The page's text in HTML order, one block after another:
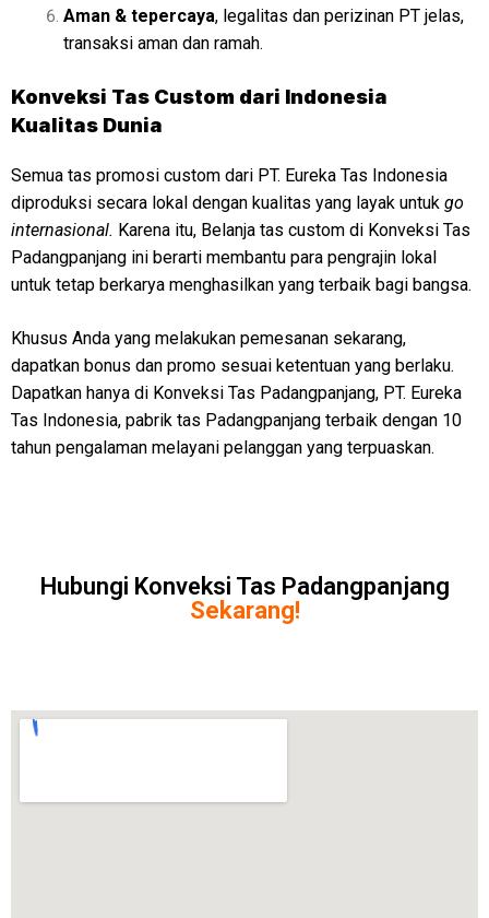
Aman & tepercaya, legalitas dan perizinan PT jelas,
transaksi aman dan ramah.
Konveksi Tas Custom dari Indonesia
Kualitas Dunia
Semua tas promosi custom dari PT. Eureka Tas Indonesia
diproduksi secara lokal dengan kualitas yang layak untuk go
internasional. Karena itu, Belanja tas custom di Konveksi Tas
Padangpanjang ini berarti membantu para pengrajin lokal
untuk tetap berkarya menghasilkan yang terbaik bagi bangsa.
Khusus Anda yang melakukan pemesanan sekarang,
dapatkan bonus dan promo sesuai ketentuan yang berlaku.
Dapatkan hanya di Konveksi Tas Padangpanjang, PT. Eureka
Tas Indonesia, pabrik tas Padangpanjang terbaik dengan 10
tahun pengalaman melayani pelanggan yang terpuaskan.
Hubungi Konveksi Tas Padangpanjang
Sekarang!